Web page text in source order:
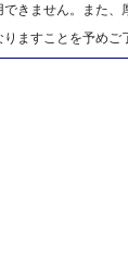
きません。また
ますことを予めご